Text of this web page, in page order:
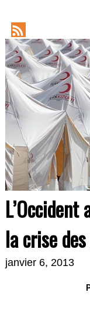
RSS
Feed
la crise
janvier 6, 2013